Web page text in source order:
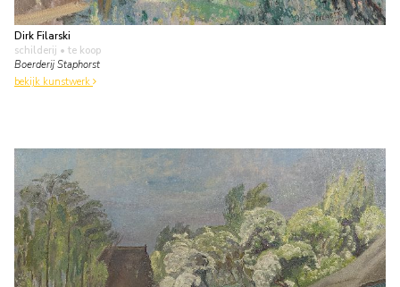
Dirk Filarski
schilderij • te koop
Boerderij Staphorst
bekijk kunstwerk